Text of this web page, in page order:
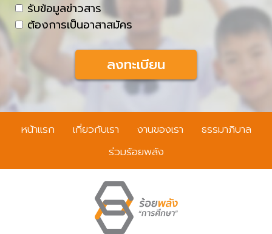
ย
เ
ท
ร
ศั
ท์
c
h
b
o
รับข้อมูลข่าวสาร
ต้องการเป็นอาสาสมัคร
หน้าแรก เกี่ยวกับเรา งานของเรา
ธรรมาภิบาล
ร่วมร้อยพลัง